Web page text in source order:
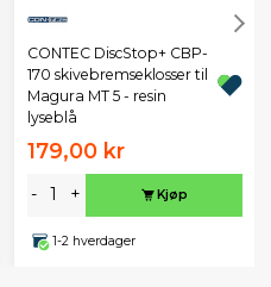
CONTEC DiscStop+ CBP-
170 skivebremseklosser til
Magura MT 5 - resin
lyseblå
179,00 kr
- + Kjøp
1-2 hverdager